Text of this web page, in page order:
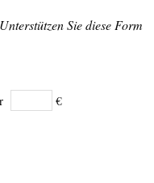
Sie diese Form
€